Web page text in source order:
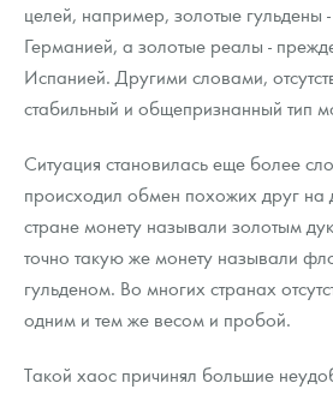
целей, например, золотые гульдены
Германией, а золотые реалы -
Испанией. Другими словами,
стабильный и общепризнанный тип
Ситуация становилась еще более
происходил обмен похожих друг на
стране монету называли золотым
точно такую же монету называли
гульденом. Во многих странах
одним и тем же весом и пробой.
Такой хаос причинял большие